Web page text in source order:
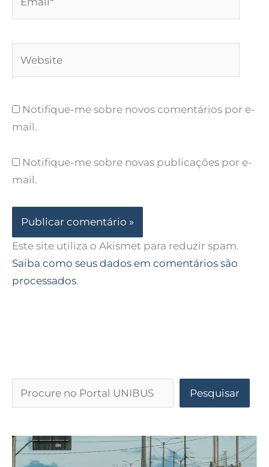
Notifique-me sobre novos comentários por e-
mail.
Notifique-me sobre novas publicações por e-
mail.
Este site utiliza o Akismet para reduzir spam.
Saiba como seus dados em comentários são
processados.
Pesquisar